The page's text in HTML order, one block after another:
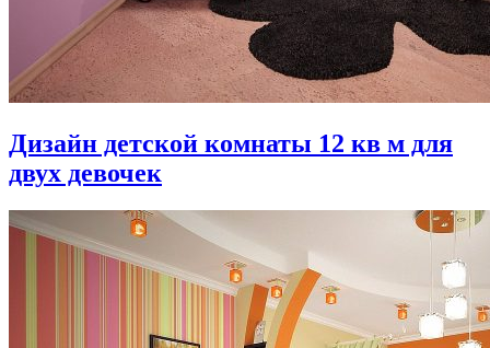
Дизайн детской комнаты 12 кв м для
двух девочек